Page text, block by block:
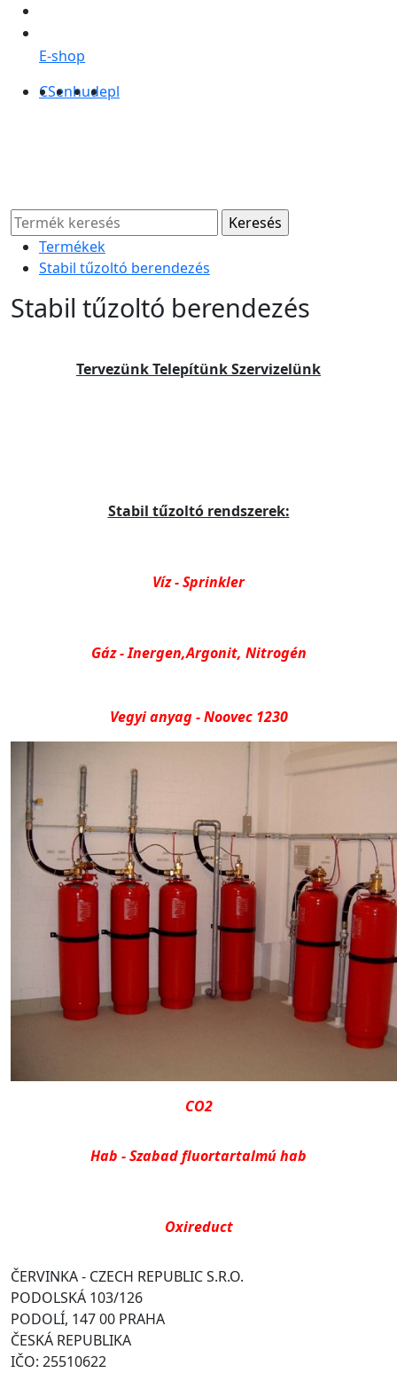
E-shop
CSenhudepl
Termékek
Stabil tűzoltó berendezés
Stabil tűzoltó berendezés
TervezünkTelepítünkSzervizelünk
Stabil tűzoltó rendszerek:
Víz - Sprinkler
Gáz - Inergen,Argonit, Nitrogén
Vegyi anyag - Noovec 1230
CO2
Hab - Szabad fluortartalmú hab
Oxireduct
ČERVINKA - CZECH REPUBLIC S.R.O.
PODOLSKÁ 103/126
PODOLÍ, 147 00 PRAHA
ČESKÁ REPUBLIKA
IČO: 25510622